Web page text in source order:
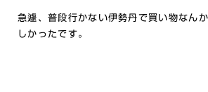
急遽、普段行かない伊勢丹で買い物なん
しかったです。